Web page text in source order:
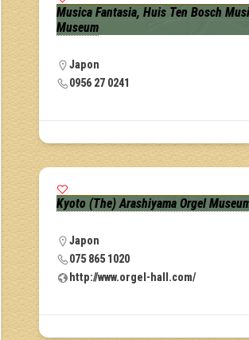
Musica Fantasia, Huis Ten Bosch
Museum
Japon
0956 27 0241
Kyoto (The) Arashiyama Orgel
Japon
075 865 1020
http://www.orgel-hall.com/